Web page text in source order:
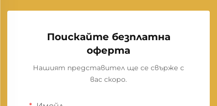
Поискайте безплатна
оферта
Нашият представител ще се свърже с
вас скоро.